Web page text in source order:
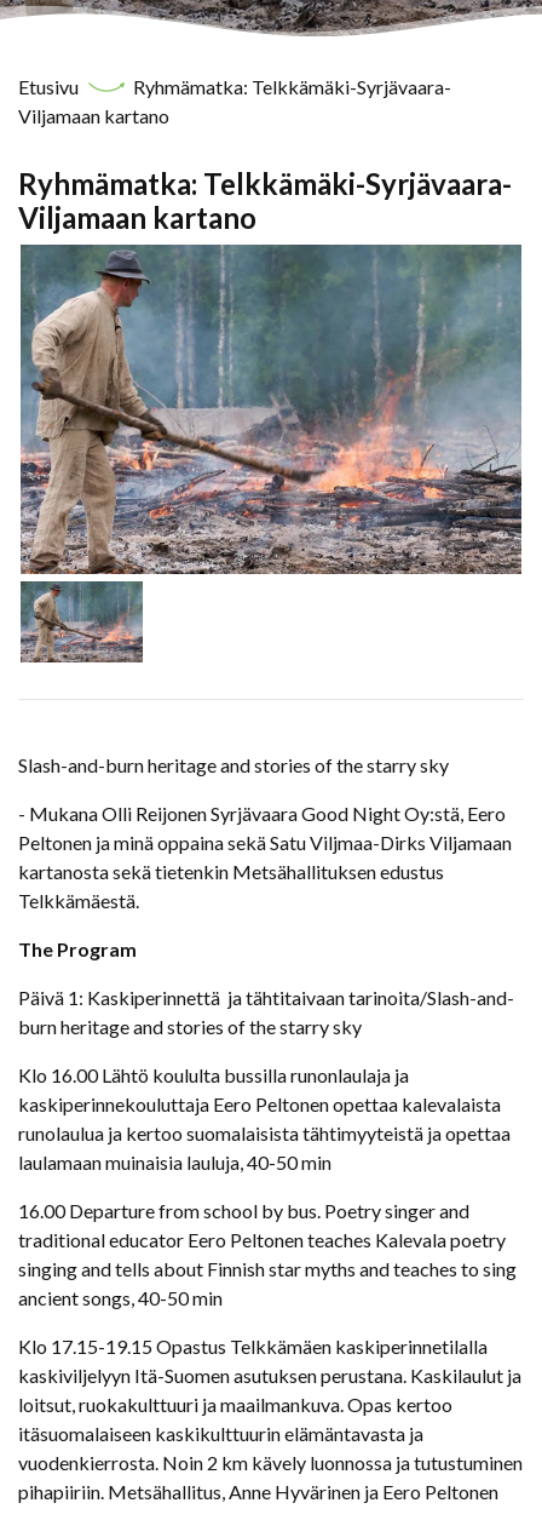
Etusivu
Ryhmämatka: Telkkämäki-Syrjävaara-
Viljamaan kartano
Ryhmämatka: Telkkämäki-Syrjävaara-
Viljamaan kartano
Slash-and-burn heritage and stories of the starry sky
- Mukana Olli Reijonen Syrjävaara Good Night Oy:stä, Eero
Peltonen ja minä oppaina sekä Satu Viljmaa-Dirks Viljamaan
kartanosta sekä tietenkin Metsähallituksen edustus
Telkkämäestä.
The Program
Päivä 1: Kaskiperinnettä ja tähtitaivaan tarinoita/Slash-and-
burn heritage and stories of the starry sky
Klo 16.00 Lähtö koululta bussilla runonlaulaja ja
kaskiperinnekouluttaja Eero Peltonen opettaa kalevalaista
runolaulua ja kertoo suomalaisista tähtimyyteistä ja opettaa
laulamaan muinaisia lauluja, 40-50 min
16.00 Departure from school by bus. Poetry singer and
traditional educator Eero Peltonen teaches Kalevala poetry
singing and tells about Finnish star myths and teaches to sing
ancient songs, 40-50 min
Klo 17.15-19.15 Opastus Telkkämäen kaskiperinnetilalla
kaskiviljelyyn Itä-Suomen asutuksen perustana. Kaskilaulut ja
loitsut, ruokakulttuuri ja maailmankuva. Opas kertoo
itäsuomalaiseen kaskikulttuurin elämäntavasta ja
vuodenkierrosta. Noin 2 km kävely luonnossa ja tutustuminen
pihapiiriin. Metsähallitus, Anne Hyvärinen ja Eero Peltonen